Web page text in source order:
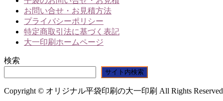
お問い合せ・お見積方法
プライバシーポリシー
特定商取引法に基づく表記
大一印刷ホームページ
検索
サイト内検索
Copyright © オリジナル平袋印刷の大一印刷 All Rights